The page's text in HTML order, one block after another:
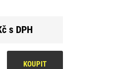
s DPH
KOUPIT